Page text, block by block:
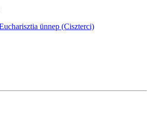
ünnep (Ciszterci)